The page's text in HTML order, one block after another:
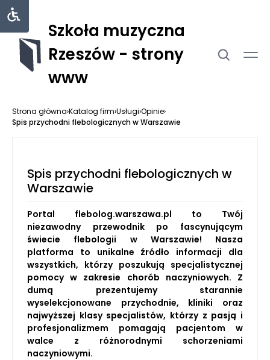
Szkoła muzyczna
Rzeszów - strony
www
Strona główna›Katalog firm›Usługi›Opinie›
Spis przychodni flebologicznych w Warszawie
Spis przychodni flebologicznych w
Warszawie
Portal flebolog.warszawa.pl to Twój
niezawodny przewodnik po fascynującym
świecie flebologii w Warszawie! Nasza
platforma to unikalne źródło informacji dla
wszystkich, którzy poszukują specjalistycznej
pomocy w zakresie chorób naczyniowych. Z
dumą prezentujemy starannie
wyselekcjonowane przychodnie, kliniki oraz
najwyższej klasy specjalistów, którzy z pasją i
profesjonalizmem pomagają pacjentom w
walce z różnorodnymi schorzeniami
naczyniowymi.